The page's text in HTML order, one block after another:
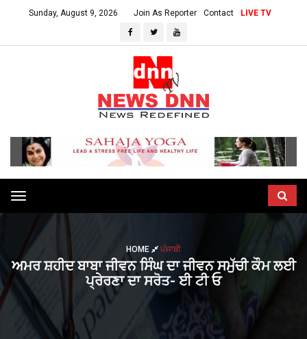
Sunday, August 9, 2026 Join As Reporter Contact LIVE TV
Toggle
navigation
HOME ਪੰਜਾਬੀ
ਅਮਰ ਸ਼ਹੀਦ ਬਾਬਾ ਜੀਵਨ ਸਿੰਘ ਦਾ ਜੀਵਨ ਸਮੁੱਚੀ ਕੌਮ ਲਈ
ਪ੍ਰੇਰਣਾ ਦਾ ਸਰੋਤ- ਈ ਟੀ ਓ